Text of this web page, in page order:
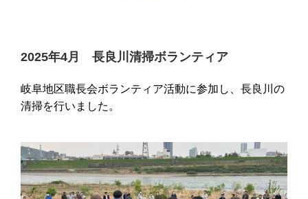
2025年4月 長良川清掃ボランティア
岐阜地区職長会ボランティア活動に参加し、長良川の
清掃を行いました。​